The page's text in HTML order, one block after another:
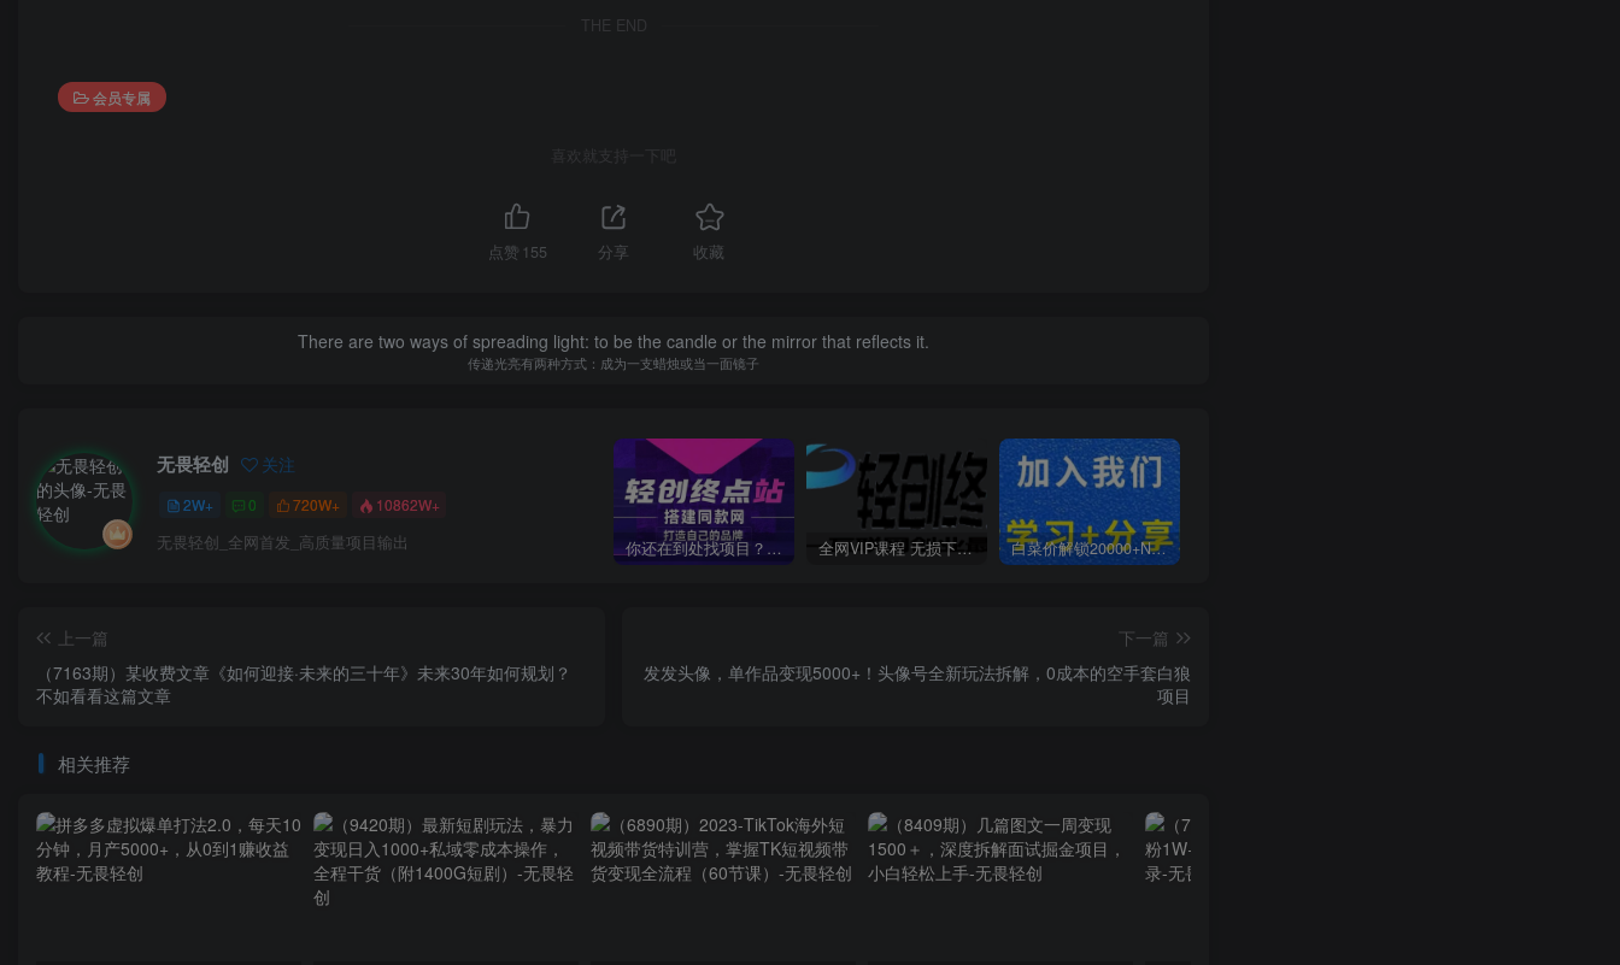
THE END
会员专属
喜欢就支持一下吧
点赞 155 分享 收藏
There are two ways of spreading light: to be the candle or the mirror that reflects it.
传递光亮有两种方式：成为一支蜡烛或当一面镜子
无畏轻创 关注
2W+ 0 720W+ 10862W+
无畏轻创_全网首发_高质量项目输出 你还在到处找项目？还在当韭菜？我靠卖项目一个月收入5万+，曾经我也是个失败者。 全网VIP课程 无损下载~ 白菜价解锁20000+N个赚钱机会，加入无畏轻创会员，全站资源免费学习。
上一篇
（7163期）某收费文章《如何迎接·未来的三十年》未来30年如何规划？
不如看看这篇文章
下一篇
发发头像，单作品变现5000+！头像号全新玩法拆解，0成本的空手套白狼
项目
相关推荐